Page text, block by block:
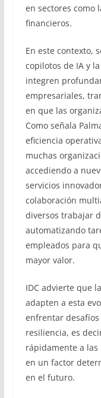
en sectores como
financieros.
En este contexto,
copilotos de IA y
integren
empresariales,
en que las
Como señala
eficiencia
muchas
accediendo a
servicios
colaboración
diversos trabajar
automatizando
empleados para
mayor valor.
IDC advierte que
adapten a esta
enfrentar
resiliencia, es
rápidamente a
en un factor
en el futuro.